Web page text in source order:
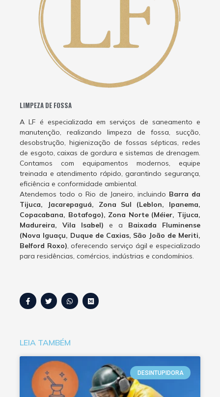
LIMPEZA DE FOSSA
A LF é especializada em serviços de saneamento e
manutenção, realizando limpeza de fossa, sucção,
desobstrução, higienização de fossas sépticas, redes
de esgoto, caixas de gordura e sistemas de drenagem.
Contamos com equipamentos modernos, equipe
treinada e atendimento rápido, garantindo segurança,
eficiência e conformidade ambiental.
Atendemos todo o Rio de Janeiro, incluindo Barra da
Tijuca, Jacarepaguá, Zona Sul (Leblon, Ipanema,
Copacabana, Botafogo), Zona Norte (Méier, Tijuca,
Madureira, Vila Isabel) e a Baixada Fluminense
(Nova Iguaçu, Duque de Caxias, São João de Meriti,
Belford Roxo), oferecendo serviço ágil e especializado
para residências, comércios, indústrias e condomínios.
LEIA TAMBÉM
DESINTUPIDORA